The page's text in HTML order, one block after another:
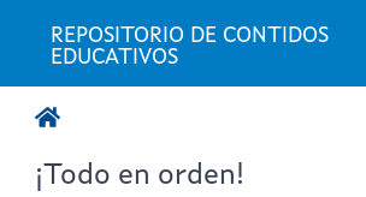
REPOSITORIO DE CONTIDOS
EDUCATIVOS
¡Todo en orden!